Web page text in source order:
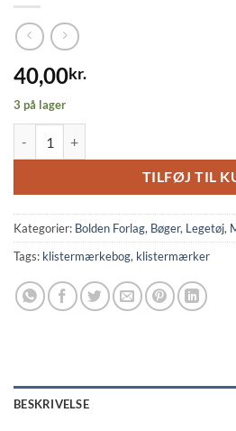
40,00kr.
3 på lager
TILFØJ TIL
Kategorier: Bolden Forlag, Bøger, Legetøj,
Tags: klistermærkebog, klistermærker
BESKRIVELSE